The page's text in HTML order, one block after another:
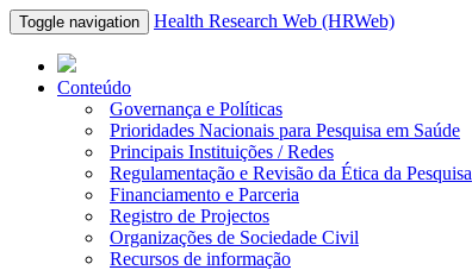
Toggle navigation Health Research Web (HRWeb)
Conteúdo
Governança e Políticas
Prioridades Nacionais para Pesquisa em Saúde
Principais Instituições / Redes
Regulamentação e Revisão da Ética da Pesquisa
Financiamento e Parceria
Registro de Projectos
Organizações de Sociedade Civil
Recursos de informação